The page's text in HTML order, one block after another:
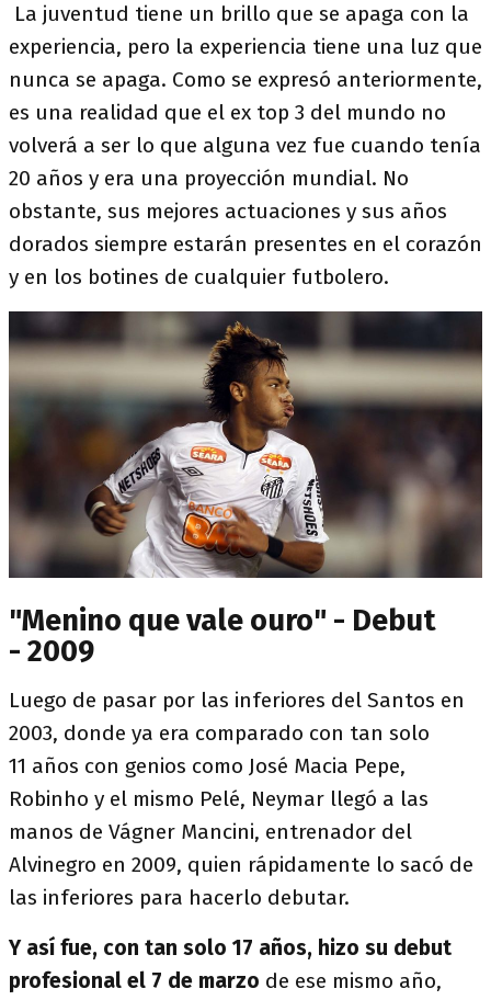
La juventud tiene un brillo que se apaga con la
experiencia, pero la experiencia tiene una luz que
nunca se apaga. Como se expresó anteriormente,
es una realidad que el ex top 3 del mundo no
volverá a ser lo que alguna vez fue cuando tenía
20 años y era una proyección mundial. No
obstante, sus mejores actuaciones y sus años
dorados siempre estarán presentes en el corazón
y en los botines de cualquier futbolero.
"Menino que vale ouro" - Debut
- 2009
Luego de pasar por las inferiores del Santos en
2003, donde ya era comparado con tan solo
11 años con genios como José Macia Pepe,
Robinho y el mismo Pelé, Neymar llegó a las
manos de Vágner Mancini, entrenador del
Alvinegro en 2009, quien rápidamente lo sacó de
las inferiores para hacerlo debutar.
Y así fue, con tan solo 17 años, hizo su debut
profesional el 7 de marzo de ese mismo año,